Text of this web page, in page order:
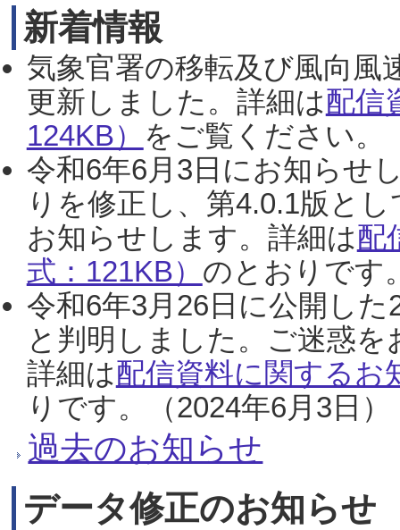
新着情報
気象官署の移転及び風向風
更新しました。詳細は配信
124KB） をご覧ください。
令和6年6月3日にお知らせ
りを修正し、第4.0.1版と
お知らせします。詳細は配
式：121KB） のとおりです
令和6年3月26日に公開し
と判明しました。ご迷惑
詳細は配信資料に関するお
りです。（2024年6月3日）
過去のお知らせ
データ修正のお知らせ